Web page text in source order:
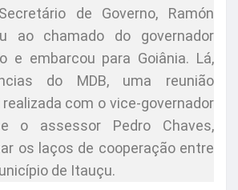
de Governo, Ramón
ao chamado do governador
e embarcou para Goiânia. Lá,
do MDB, uma reunião
com o vice-governador
o assessor Pedro Chaves,
os laços de cooperação entre
de Itauçu.